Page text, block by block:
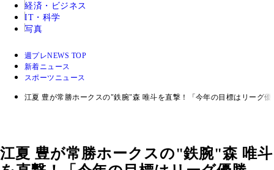
経済・ビジネス
IT・科学
写真
週プレNEWS TOP
新着ニュース
スポーツニュース
江夏 豊が常勝ホークスの"鉄腕"森 唯斗を直撃！「今年の目標はリーグ
江夏 豊が常勝ホークスの"鉄腕"森 唯斗